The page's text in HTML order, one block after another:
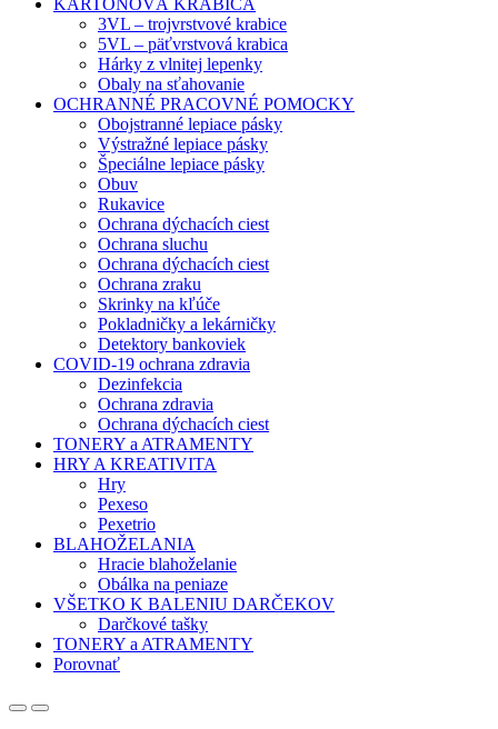
KARTÓNOVÁ KRABICA
3VL – trojvrstvové krabice
5VL – päťvrstvová krabica
Hárky z vlnitej lepenky
Obaly na sťahovanie
OCHRANNÉ PRACOVNÉ POMOCKY
Obojstranné lepiace pásky
Výstražné lepiace pásky
Špeciálne lepiace pásky
Obuv
Rukavice
Ochrana dýchacích ciest
Ochrana sluchu
Ochrana dýchacích ciest
Ochrana zraku
Skrinky na kľúče
Pokladničky a lekárničky
Detektory bankoviek
COVID-19 ochrana zdravia
Dezinfekcia
Ochrana zdravia
Ochrana dýchacích ciest
TONERY a ATRAMENTY
HRY A KREATIVITA
Hry
Pexeso
Pexetrio
BLAHOŽELANIA
Hracie blahoželanie
Obálka na peniaze
VŠETKO K BALENIU DARČEKOV
Darčkové tašky
TONERY a ATRAMENTY
Porovnať
OpenClose